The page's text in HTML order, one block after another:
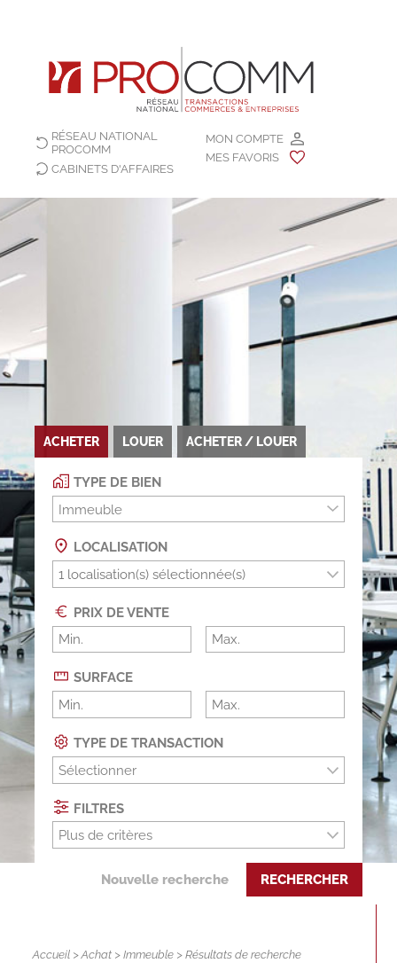
MON COMPTE
MES FAVORIS
RÉSEAU NATIONAL
PROCOMM
CABINETS D'AFFAIRES
ACHETER LOUER ACHETER / LOUER
TYPE DE BIEN
Immeuble
LOCALISATION
PRIX DE VENTE
SURFACE
TYPE DE TRANSACTION
Sélectionner
FILTRES
Plus de critères
Nouvelle recherche RECHERCHER
Accueil >Achat >Immeuble > Résultats de recherche